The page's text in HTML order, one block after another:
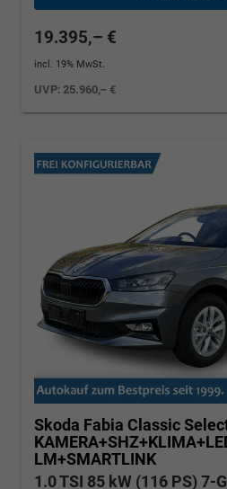
19.395,– €
incl. 19% MwSt.
UVP:25.960,– €
Skoda Fabia Classic
LM+SMARTLINK
1.0 TSI 85 kW (116 PS) 7-